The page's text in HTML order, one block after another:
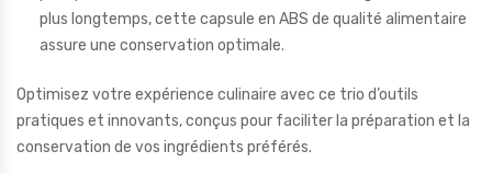
plus longtemps, cette capsule en ABS de qualité alimentaire
assure une conservation optimale.
Optimisez votre expérience culinaire avec ce trio d’outils
pratiques et innovants, conçus pour faciliter la préparation et la
conservation de vos ingrédients préférés.